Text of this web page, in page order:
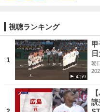
視聴ランキング
1
4:59
朝
読